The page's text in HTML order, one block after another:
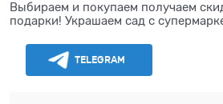
Выбираем и покупаем получаем
подарки! Украшаем сад с
TELEGRAM